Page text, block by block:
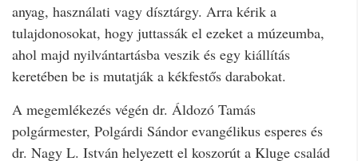
anyag, használati vagy dísztárgy. Arra kérik a
tulajdonosokat, hogy juttassák el ezeket a múzeumba,
ahol majd nyilvántartásba veszik és egy kiállítás
keretében be is mutatják a kékfestős darabokat.
A megemlékezés végén dr. Áldozó Tamás
polgármester, Polgárdi Sándor evangélikus esperes és
dr. Nagy L. István helyezett el koszorút a Kluge család